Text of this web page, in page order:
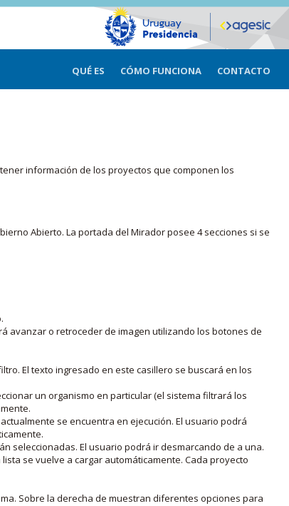
QUÉ ES CÓMO FUNCIONA CONTACTO
información de los proyectos que componen los
Abierto. La portada del Mirador posee 4 secciones si se
avanzar o retroceder de imagen utilizando los botones de
El texto ingresado en este casillero se buscará en los
un organismo en particular (el sistema filtrará los
se encuentra en ejecución. El usuario podrá
seleccionadas. El usuario podrá ir desmarcando de a una.
se vuelve a cargar automáticamente. Cada proyecto
Sobre la derecha de muestran diferentes opciones para